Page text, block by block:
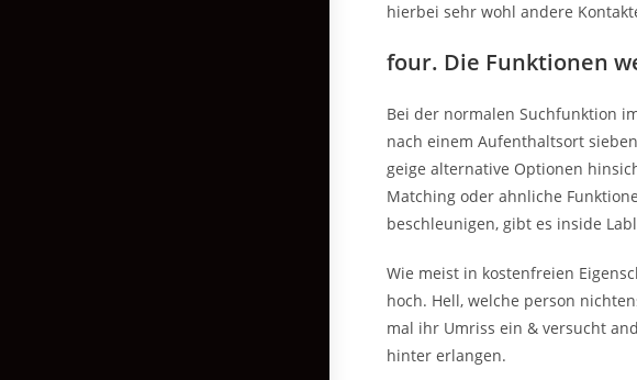
hierbei sehr wohl andere
four. Die Funktionen
Bei der normalen Suchfunktion
nach einem Aufenthaltsort
geige alternative Optionen
Matching oder ahnliche
beschleunigen, gibt es inside
Wie meist in kostenfreien
hoch. Hell, welche person
mal ihr Umriss ein & versucht
hinter erlangen.